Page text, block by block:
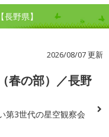
野県】
2026/08/07 更新
春の部）／長野
第3世代の星空観察会